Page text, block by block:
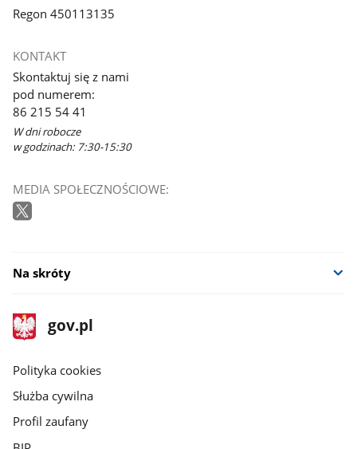
Regon 450113135
KONTAKT
Skontaktuj się z nami
pod numerem:
86 215 54 41
W dni robocze
w godzinach: 7:30-15:30
MEDIA SPOŁECZNOŚCIOWE:
Na skróty
stopka
gov.pl
Strona
gov.pl
gov.pl
Polityka cookies
Służba cywilna
Profil zaufany